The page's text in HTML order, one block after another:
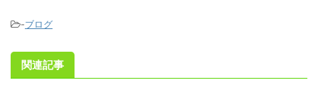
-ブログ
関連記事